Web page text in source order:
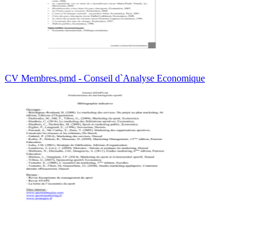
CV Membres.pmd - Conseil d`Analyse Economique